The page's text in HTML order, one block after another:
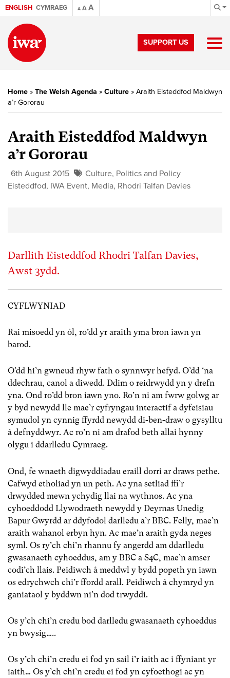
ENGLISH CYMRAEG A AA
SUPPORT US
Home » The Welsh Agenda » Culture » Araith Eisteddfod Maldwyn
a’r Gororau
Araith Eisteddfod Maldwyn
a’r Gororau
6th August 2015 Culture, Politics and Policy
Eisteddfod, IWA Event, Media, Rhodri Talfan Davies
Darllith Eisteddfod Rhodri Talfan Davies,
Awst 3ydd.
CYFLWYNIAD
Rai misoedd yn ôl, ro’dd yr araith yma bron iawn yn
barod.
O’dd hi’n gwneud rhyw fath o synnwyr hefyd. O’dd ‘na
ddechrau, canol a diwedd. Ddim o reidrwydd yn y drefn
yna. Ond ro’dd bron iawn yno. Ro’n ni am fwrw golwg ar
y byd newydd lle mae’r cyfryngau interactif a dyfeisiau
symudol yn cynnig ffyrdd newydd di-ben-draw o gysylltu
â defnyddwyr. Ac ro’n ni am drafod beth allai hynny
olygu i ddarlledu Cymraeg.
Ond, fe wnaeth digwyddiadau eraill dorri ar draws pethe.
Cafwyd etholiad yn un peth. Ac yna setliad ffi’r
drwydded mewn ychydig llai na wythnos. Ac yna
cyhoeddodd Llywodraeth newydd y Deyrnas Unedig
Bapur Gwyrdd ar ddyfodol darlledu a’r BBC. Felly, mae’n
araith wahanol erbyn hyn. Ac mae’n araith gyda neges
syml. Os ry’ch chi’n rhannu fy angerdd am ddarlledu
gwasanaeth cyhoeddus, am y BBC a S4C, mae’n amser
codi’ch llais. Peidiwch â meddwl y bydd popeth yn iawn
os edrychwch chi’r ffordd arall. Peidiwch â chymryd yn
ganiataol y byddwn ni’n dod trwyddi.
Os y’ch chi’n credu bod darlledu gwasanaeth cyhoeddus
yn bwysig…..
Os y’ch chi’n credu ei fod yn sail i’r iaith ac i ffyniant yr
iaith… Os y’ch chi’n credu ei fod yn cyfoethogi ac yn